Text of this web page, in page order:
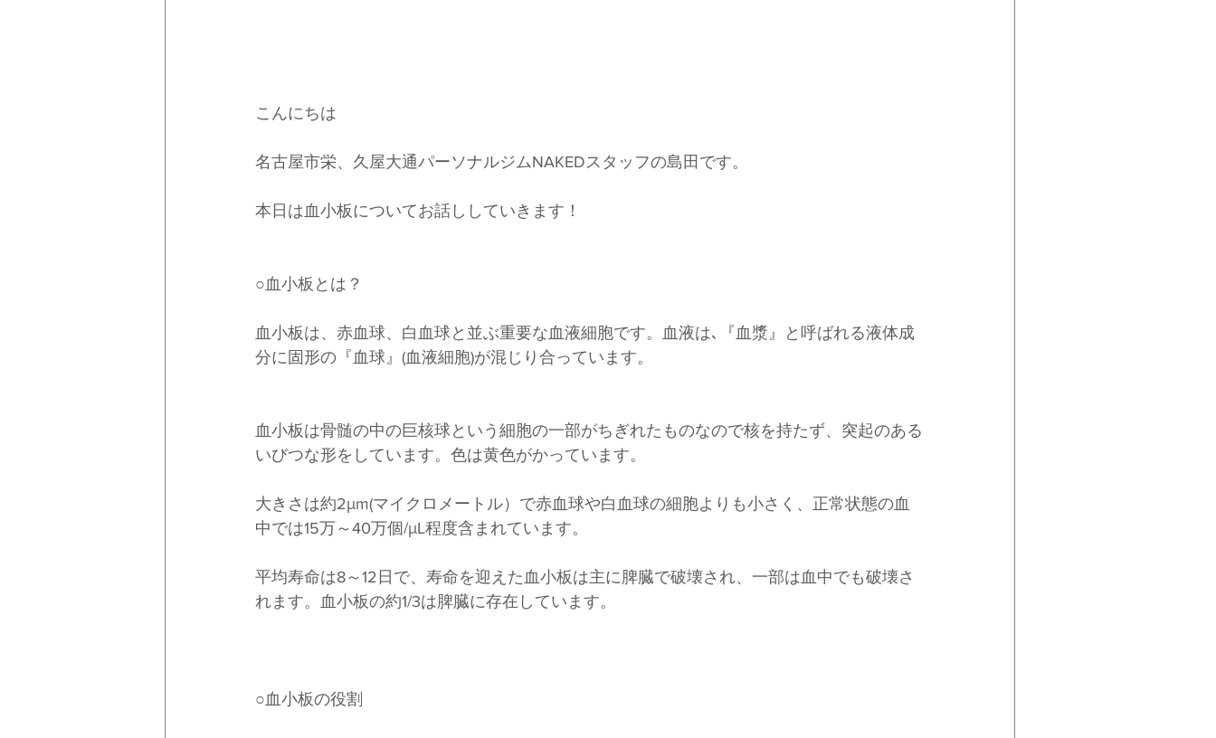
こんにちは
名古屋市栄、久屋大通パーソナルジムNAKEDスタッフの島田です。
本日は血小板についてお話ししていきます！
○血小板とは？
血小板は、赤血球、白血球と並ぶ重要な血液細胞です。血液は､『血漿』と呼ばれる液体成
分に固形の『血球』(血液細胞)が混じり合っています。
血小板は骨髄の中の巨核球という細胞の一部がちぎれたものなので核を持たず、突起のある
いびつな形をしています。色は黄色がかっています。
大きさは約2μm(マイクロメートル）で赤血球や白血球の細胞よりも小さく、正常状態の血
中では15万～40万個/μL程度含まれています。
平均寿命は8～12日で、寿命を迎えた血小板は主に脾臓で破壊され、一部は血中でも破壊さ
れます。血小板の約1/3は脾臓に存在しています。
○血小板の役割